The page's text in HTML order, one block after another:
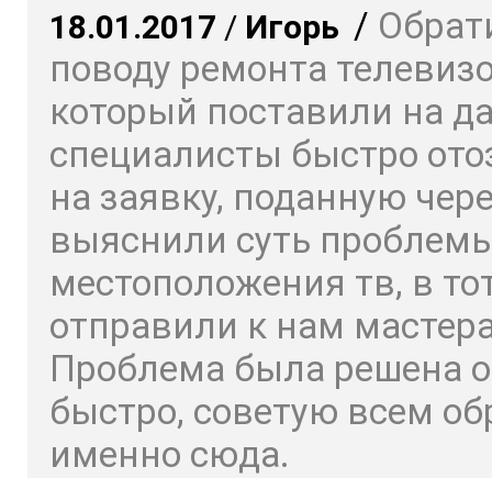
18.01.2017 / Игорь /
поводу ремонта
который поставили на
специалисты быстро
на заявку, поданную
выяснили суть
местоположения тв, в
отправили к нам
Проблема была решена
быстро, советую всем
именно сюда.